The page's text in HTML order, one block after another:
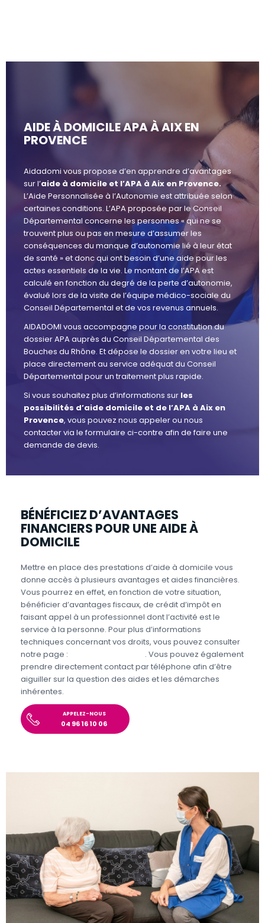
AIDE À DOMICILE APA À AIX EN
PROVENCE
Aidadomi vous propose d’en apprendre d’avantages
sur l’aide à domicile et l’APA à Aix en Provence.
L’Aide Personnalisée à l’Autonomie est attribuée selon
certaines conditions. L’APA proposée par le Conseil
Départemental concerne les personnes « qui ne se
trouvent plus ou pas en mesure d’assumer les
conséquences du manque d’autonomie lié à leur état
de santé » et donc qui ont besoin d’une aide pour les
actes essentiels de la vie. Le montant de l’APA est
calculé en fonction du degré de la perte d’autonomie,
évalué lors de la visite de l’équipe médico-sociale du
Conseil Départemental et de vos revenus annuels.
AIDADOMI vous accompagne pour la constitution du
dossier APA auprès du Conseil Départemental des
Bouches du Rhône. Et dépose le dossier en votre lieu et
place directement au service adéquat du Conseil
Départemental pour un traitement plus rapide.
Si vous souhaitez plus d’informations sur les
possibilités d’aide domicile et de l’APA à Aix en
Provence, vous pouvez nous appeler ou nous
contacter via le formulaire ci-contre afin de faire une
demande de devis.
BÉNÉFICIEZ D’AVANTAGES
FINANCIERS POUR UNE AIDE À
DOMICILE
Mettre en place des prestations d’aide à domicile vous
donne accès à plusieurs avantages et aides financières.
Vous pourrez en effet, en fonction de votre situation,
bénéficier d’avantages fiscaux, de crédit d’impôt en
faisant appel à un professionnel dont l’activité est le
service à la personne. Pour plus d’informations
techniques concernant vos droits, vous pouvez consulter
notre page :
. Vous pouvez également
prendre directement contact par téléphone afin d’être
aiguiller sur la question des aides et les démarches
inhérentes.
APPELEZ-NOUS
04 96 16 10 06